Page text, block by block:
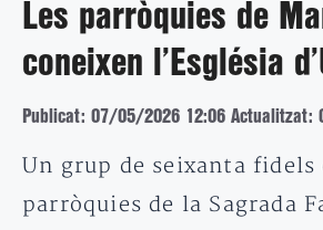
Les parròquies de
coneixen l’Església
Publicat: 07/05/2026 12:06 Actualitzat:
Un grup de seixanta fidels
parròquies de la Sagrada